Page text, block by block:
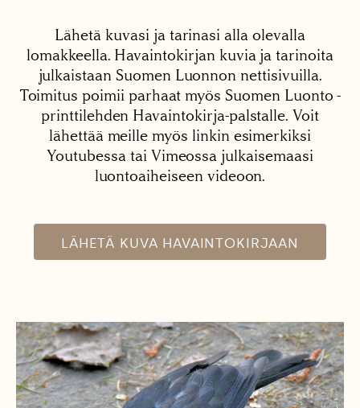
Lähetä kuvasi ja tarinasi alla olevalla
lomakkeella. Havaintokirjan kuvia ja tarinoita
julkaistaan Suomen Luonnon nettisivuilla.
Toimitus poimii parhaat myös Suomen Luonto -
printtilehden Havaintokirja-palstalle. Voit
lähettää meille myös linkin esimerkiksi
Youtubessa tai Vimeossa julkaisemaasi
luontoaiheiseen videoon.
LÄHETÄ KUVA HAVAINTOKIRJAAN